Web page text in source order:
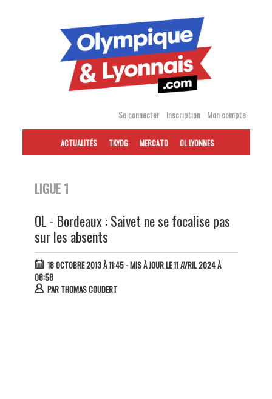
Se connecter Inscription Mon compte
ACTUALITÉS TKYDG MERCATO OL LYONNES
LIGUE 1
OL - Bordeaux : Saivet ne se focalise pas
sur les absents
18 OCTOBRE 2013 À 11:45- MIS À JOUR LE 11 AVRIL 2024 À
08:58
PAR THOMAS COUDERT